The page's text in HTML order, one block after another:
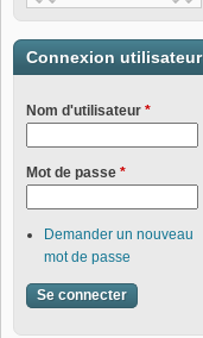
Connexion utilisateur
Nom d'utilisateur *
Mot de passe *
Demander un nouveau
mot de passe